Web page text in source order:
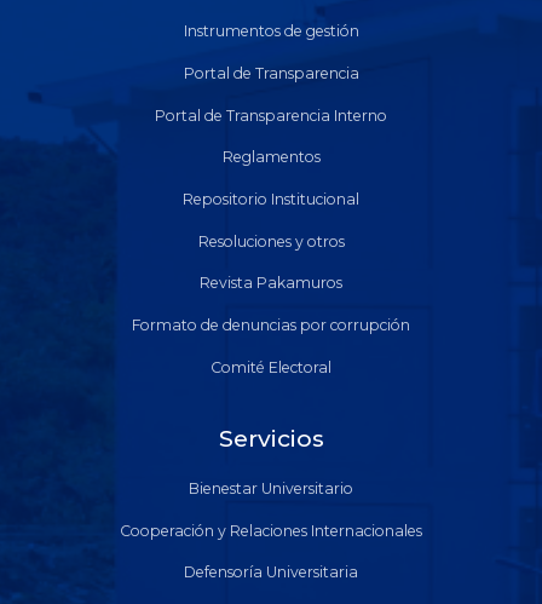
Instrumentos de gestión
Portal de Transparencia
Portal de Transparencia Interno
Reglamentos
Repositorio Institucional
Resoluciones y otros
Revista Pakamuros
Formato de denuncias por corrupción
Comité Electoral
Servicios
Bienestar Universitario
Cooperación y Relaciones Internacionales
Defensoría Universitaria